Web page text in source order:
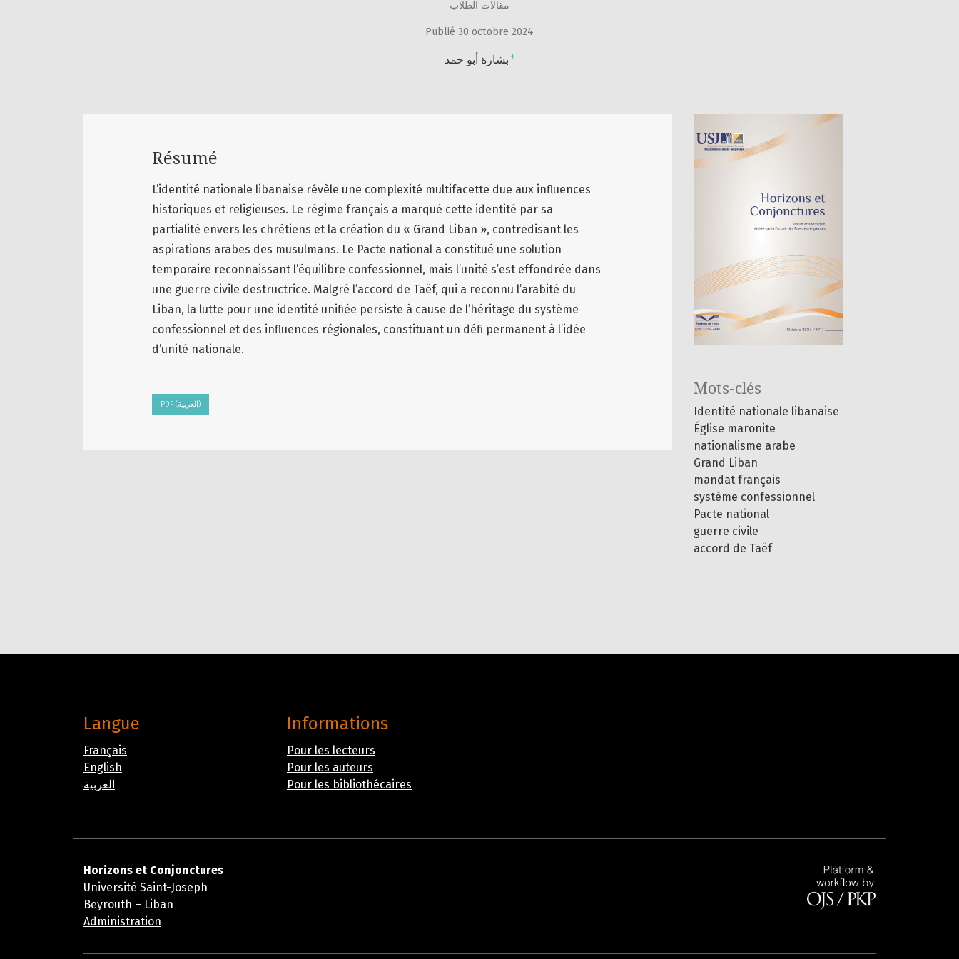
مقالات الطلاب
Publié 30 octobre 2024
بشارة أبو حمد +
Mots-clés
Identité nationale libanaise
Église maronite
nationalisme arabe
Grand Liban
mandat français
système confessionnel
Pacte national
guerre civile
accord de Taëf
Résumé
L’identité nationale libanaise révèle une complexité multifacette due aux influences
historiques et religieuses. Le régime français a marqué cette identité par sa
partialité envers les chrétiens et la création du « Grand Liban », contredisant les
aspirations arabes des musulmans. Le Pacte national a constitué une solution
temporaire reconnaissant l’équilibre confessionnel, mais l’unité s’est effondrée dans
une guerre civile destructrice. Malgré l’accord de Taëf, qui a reconnu l’arabité du
Liban, la lutte pour une identité unifiée persiste à cause de l’héritage du système
confessionnel et des influences régionales, constituant un défi permanent à l’idée
d’unité nationale.
PDF (العربية)
Langue
Français
English
العربية
Informations
Pour les lecteurs
Pour les auteurs
Pour les bibliothécaires
Horizons et Conjonctures
Université Saint-Joseph
Beyrouth – Liban
Administration